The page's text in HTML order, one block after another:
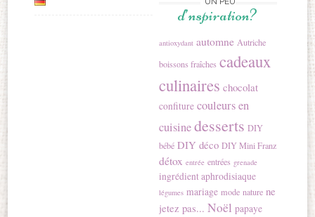
d’nspiration?
antioxydant automne Autriche
boissons fraîches cadeaux
culinaires chocolat
confiture couleurs en
cuisinedesserts DIY
bébé DIY déco DIY Mini Franz
détox entrée entrées grenade
ingrédient aphrodisiaque
légumes mariage mode nature ne
jetez pas... Noël papaye